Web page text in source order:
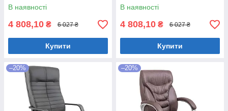
В наявності
4 808,10 ₴ 6 027 ₴
Купити
В наявності
4 808,10 ₴ 6 027 ₴
Купити
–20% –20%